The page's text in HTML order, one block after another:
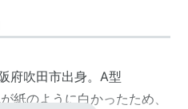
府吹田市出身。A型
紙のように白かったため、